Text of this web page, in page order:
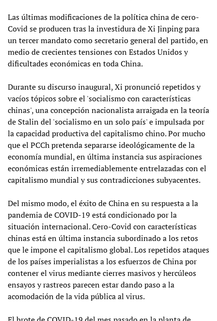
Las últimas modificaciones de la política china de cero-
Covid se producen tras la investidura de Xi Jinping para
un tercer mandato como secretario general del partido, en
medio de crecientes tensiones con Estados Unidos y
dificultades económicas en toda China.
Durante su discurso inaugural, Xi pronunció repetidos y
vacíos tópicos sobre el 'socialismo con características
chinas', una concepción nacionalista arraigada en la teoría
de Stalin del 'socialismo en un solo país' e impulsada por
la capacidad productiva del capitalismo chino. Por mucho
que el PCCh pretenda separarse ideológicamente de la
economía mundial, en última instancia sus aspiraciones
económicas están irremediablemente entrelazadas con el
capitalismo mundial y sus contradicciones subyacentes.
Del mismo modo, el éxito de China en su respuesta a la
pandemia de COVID-19 está condicionado por la
situación internacional. Cero-Covid con características
chinas está en última instancia subordinado a los retos
que le impone el capitalismo global. Los repetidos ataques
de los países imperialistas a los esfuerzos de China por
contener el virus mediante cierres masivos y hercúleos
ensayos y rastreos parecen estar dando paso a la
acomodación de la vida pública al virus.